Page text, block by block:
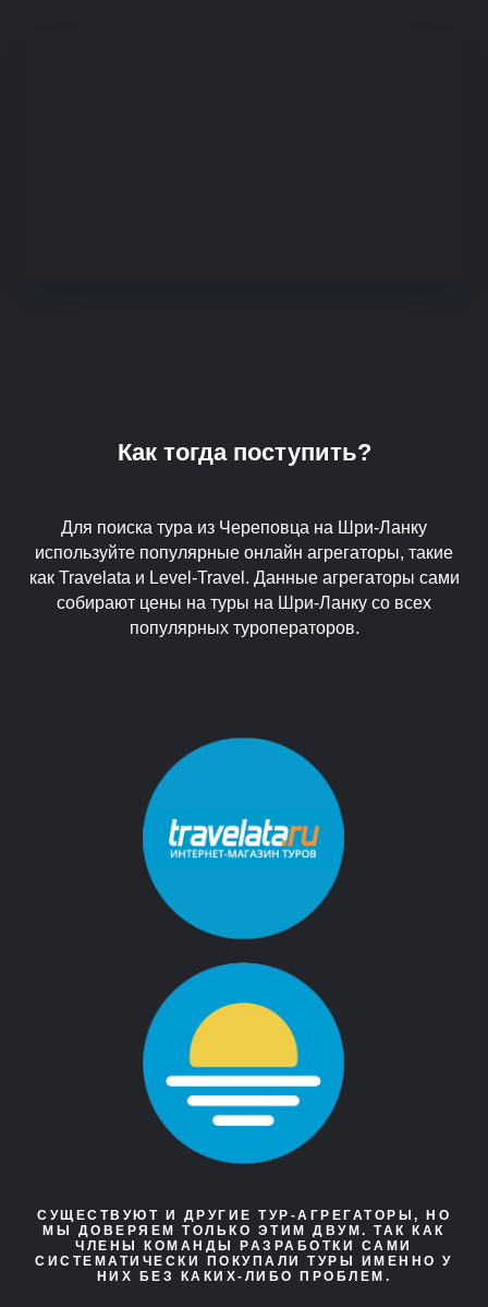
Как тогда поступить?
Для поиска тура из Череповца на Шри-Ланку
используйте популярные онлайн агрегаторы, такие
как Travelata и Level-Travel. Данные агрегаторы сами
собирают цены на туры на Шри-Ланку со всех
популярных туроператоров.
СУЩЕСТВУЮТ И ДРУГИЕ ТУР-АГРЕГАТОРЫ, НО
МЫ ДОВЕРЯЕМ ТОЛЬКО ЭТИМ ДВУМ. ТАК КАК
ЧЛЕНЫ КОМАНДЫ РАЗРАБОТКИ САМИ
СИСТЕМАТИЧЕСКИ ПОКУПАЛИ ТУРЫ ИМЕННО У
НИХ БЕЗ КАКИХ-ЛИБО ПРОБЛЕМ.